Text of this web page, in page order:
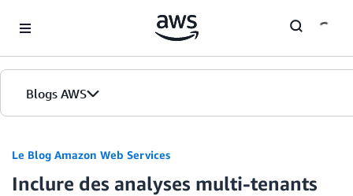
Blogs AWS
Accueil
Éditions
Le Blog Amazon Web Services
Inclure des analyses multi-tenants